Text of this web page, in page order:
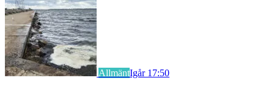
AllmäntIgår 17:50